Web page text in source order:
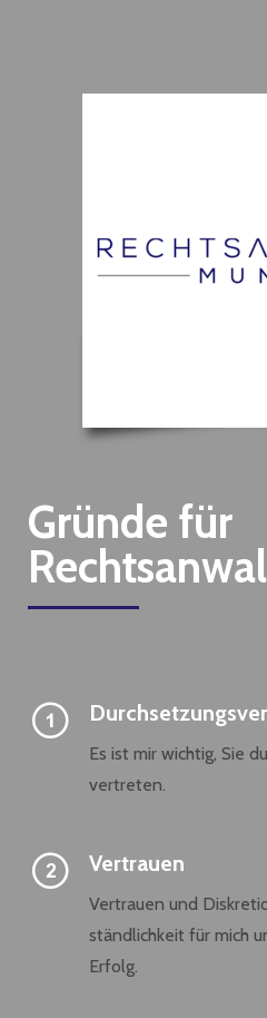
Gründe für
Es ist mir wichtig, Sie
vertreten.
Vertrauen
Vertrauen und
ständlichkeit für mich
Erfolg.